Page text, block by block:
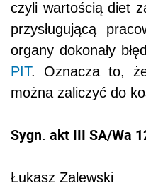
czyli wartością diet
przysługującą
organy dokonały
PIT. Oznacza to,
można zaliczyć do
Sygn. akt III SA/Wa
Łukasz Zalewski